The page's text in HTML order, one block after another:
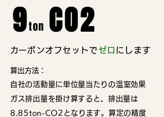
9ton CO2
​カーボンオフセットでゼロ にします
​算出方法：
自社の活動量に単位量当 たりの温室効果
ガス排出量を掛け算すると、排出量は
8.85ton-CO2となります。算定の精度